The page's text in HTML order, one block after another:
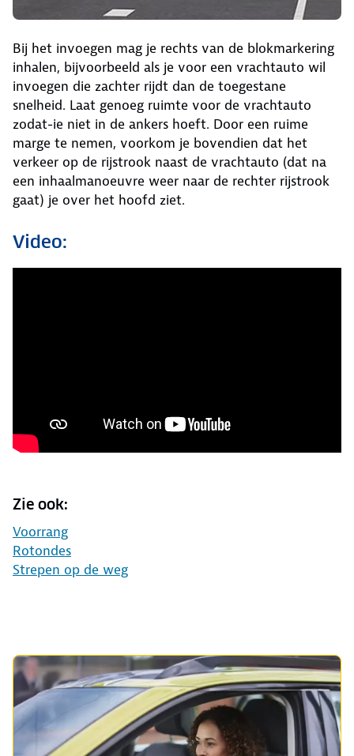
Bij het invoegen mag je rechts van de blokmarkering
inhalen, bijvoorbeeld als je voor een vrachtauto wil
invoegen die zachter rijdt dan de toegestane
snelheid. Laat genoeg ruimte voor de vrachtauto
zodat-ie niet in de ankers hoeft. Door een ruime
marge te nemen, voorkom je bovendien dat het
verkeer op de rijstrook naast de vrachtauto (dat na
een inhaalmanoeuvre weer naar de rechter rijstrook
gaat) je over het hoofd ziet.
Video:
Zie ook:
Voorrang
Rotondes
Strepen op de weg